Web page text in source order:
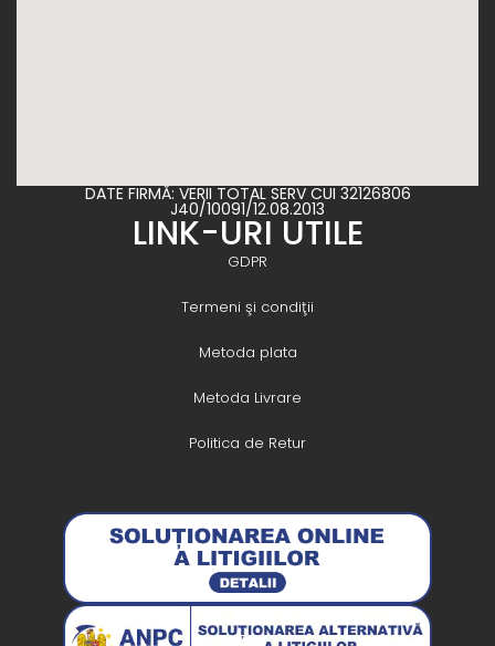
DATE FIRMĂ: VERII TOTAL SERV CUI 32126806
J40/10091/12.08.2013
LINK-URI UTILE
GDPR
Termeni şi condiţii
Metoda plata
Metoda Livrare
Politica de Retur